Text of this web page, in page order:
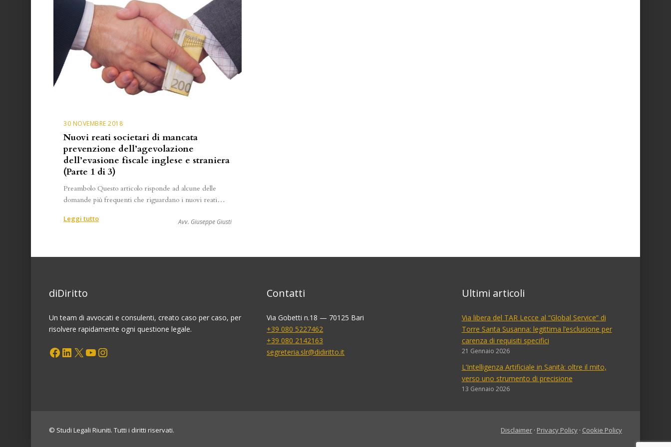
30 NOVEMBRE 2018
Nuovi reati societari di mancata
prevenzione dell’agevolazione
dell’evasione fiscale inglese e straniera
(Parte 1 di 3)
Preambolo Questo articolo risponde ad alcune delle
domande più frequenti che riguardano i nuovi reati…
Leggi tutto:
fiscale
inglese
straniera
Avv. Giuseppe Giusti
diDiritto
Un team di avvocati e consulenti, creato caso per caso, per
risolvere rapidamente ogni questione legale.
Facebook LinkedIn X YouTube Instagram
Contatti
Via Gobetti n.18 — 70125 Bari
+39 080 5227462
+39 080 2142163
segreteria.slr@didiritto.it
Ultimi articoli
Via libera del TAR Lecce al “Global Service” di
Torre Santa Susanna: legittima l’esclusione per
carenza di requisiti specifici
21 Gennaio 2026
L’Intelligenza Artificiale in Sanità: oltre il mito,
verso uno strumento di precisione
13 Gennaio 2026
© Studi Legali Riuniti. Tutti i diritti riservati. Disclaimer · Privacy Policy · Cookie Policy